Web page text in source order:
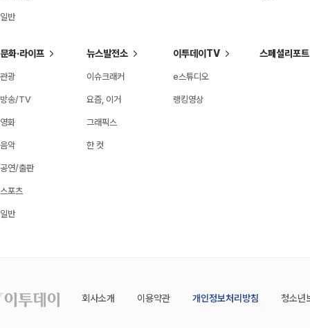
일반
문화·라이프
관광
방송/TV
영화
음악
공연/출판
스포츠
일반
뉴스발전소
이슈크래커
요즘, 이거
그래픽스
한 컷
이투데이TV
e스튜디오
랭킹영상
스페셜리포트
회사소개 이용약관 개인정보처리방침 청소년